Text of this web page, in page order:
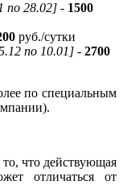
по 28.02] - 1500
руб./сутки
по 10.01] - 2700
по специальным
что действующая
отличаться от